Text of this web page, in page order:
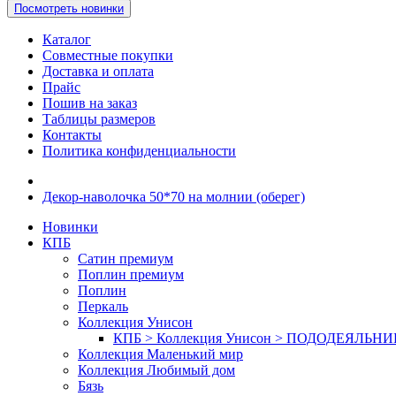
Посмотреть новинки
Каталог
Совместные покупки
Доставка и оплата
Прайс
Пошив на заказ
Таблицы размеров
Контакты
Политика конфиденциальности
Декор-наволочка 50*70 на молнии (оберег)
Новинки
КПБ
Сатин премиум
Поплин премиум
Поплин
Перкаль
Коллекция Унисон
КПБ > Коллекция Унисон >
Коллекция Маленький мир
Коллекция Любимый дом
Бязь